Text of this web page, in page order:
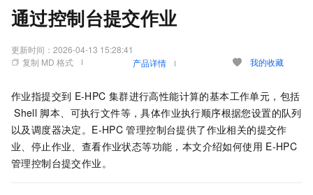
通过控制台提交作业
更新时间： 2026-04-13 15:28:41
复制 MD 格式
产品详情 我的收藏
作业指提交到 E-HPC 集群进行高性能计算的基本工作单元，包括
Shell 脚本、可执行文件等，具体作业执行顺序根据您设置的队列
以及调度器决定。E-HPC 管理控制台提供了作业相关的提交作
业、停止作业、查看作业状态等功能，本文介绍如何使用 E-HPC
管理控制台提交作业。